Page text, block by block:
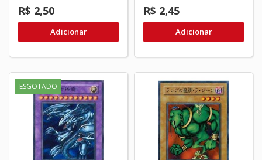
R$ 2,50
Adicionar
R$ 2,45
Adicionar
ESGOTADO